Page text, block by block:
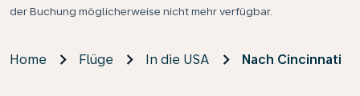
der Buchung möglicherweise nicht mehr verfügbar.
Home Flüge In die USA Nach Cincinnati